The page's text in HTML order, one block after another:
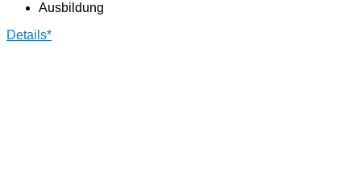
Ausbildung
Details*